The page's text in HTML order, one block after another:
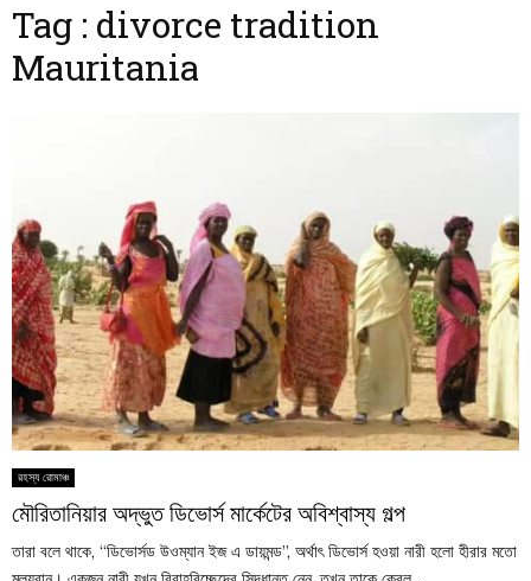
Tag : divorce tradition
Mauritania
রহস্য রোমাঞ্চ
মৌরিতানিয়ার অদ্ভুত ডিভোর্স মার্কেটের অবিশ্বাস্য গল্প
তারা বলে থাকে, “ডিভোর্সড উওম্যান ইজ এ ডায়মন্ড”, অর্থাৎ ডিভোর্স হওয়া নারী হলো হীরার মতো